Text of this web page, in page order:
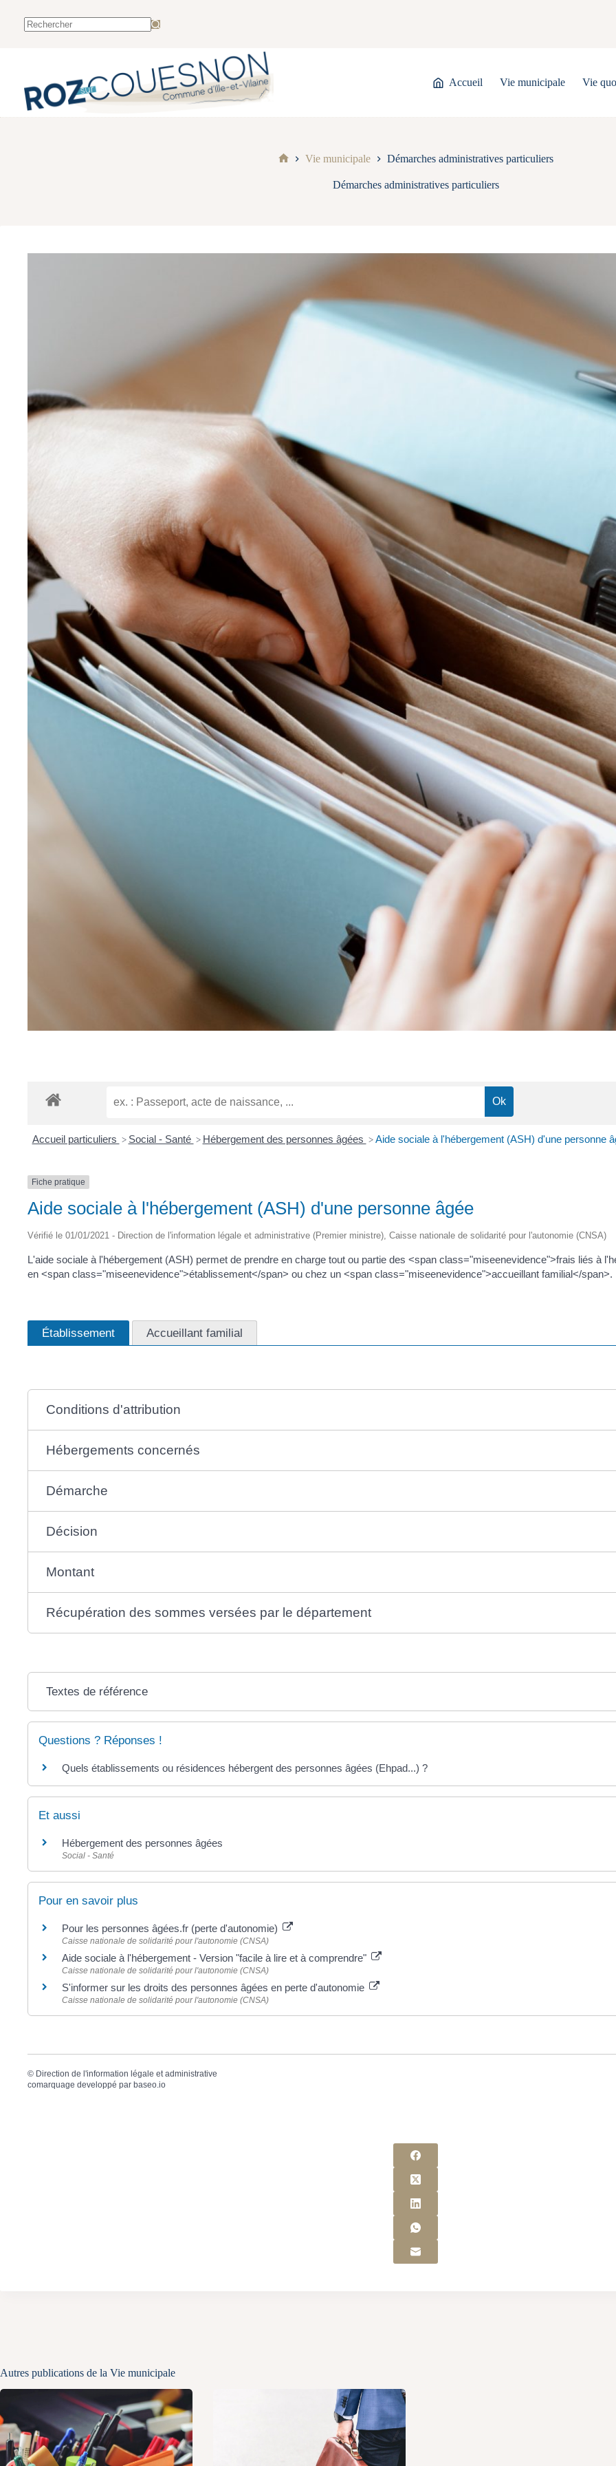
Accueil Vie municipale Vie
Vie municipale Démarches administratives particuliers
Démarches administratives particuliers
Accueil particuliers > Social - Santé > Hébergement des personnes âgées > Aide sociale à l'hébergement (ASH) d'une personne
Fiche pratique
Aide sociale à l'hébergement (ASH) d'une personne âgée
Vérifié le 01/01/2021 - Direction de l'information légale et administrative (Premier ministre), Caisse nationale de solidarité pour l'autonomie (CNSA)
L'aide sociale à l'hébergement (ASH) permet de prendre en charge tout ou partie des <span class="miseenevidence">frais liés à
en <span class="miseenevidence">établissement</span> ou chez un <span class="miseenevidence">accueillant familial</
Établissement Accueillant familial
Conditions d'attribution
Hébergements concernés
Démarche
Décision
Montant
Récupération des sommes versées par le département
Textes de référence
Questions ? Réponses !
Quels établissements ou résidences hébergent des personnes âgées (Ehpad...) ?
Et aussi
Hébergement des personnes âgées
Social - Santé
Pour en savoir plus
Pour les personnes âgées.fr (perte d'autonomie)
Caisse nationale de solidarité pour l'autonomie (CNSA)
Aide sociale à l'hébergement - Version "facile à lire et à comprendre"
Caisse nationale de solidarité pour l'autonomie (CNSA)
S'informer sur les droits des personnes âgées en perte d'autonomie
Caisse nationale de solidarité pour l'autonomie (CNSA)
© Direction de l'information légale et administrative
comarquage developpé par baseo.io
Autres publications de la Vie municipale